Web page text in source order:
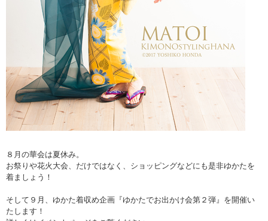
８月の華会は夏休み。
お祭りや花火大会、だけではなく、ショッピングなどにも是非ゆかたを
着ましょう！
そして９月、ゆかた着収め企画『ゆかたでお出かけ会第２弾』を開催い
たします！